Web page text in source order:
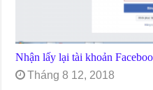
Nhận lấy lại tài khoản
Tháng 8 12, 2018